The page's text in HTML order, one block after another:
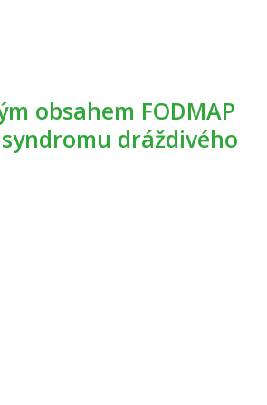
dráždivého